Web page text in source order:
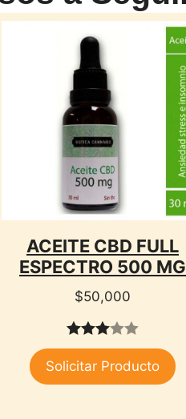
ACEITE CBD FULL
ESPECTRO 500 MG
$50,000
3.00
de 5
Solicitar Producto